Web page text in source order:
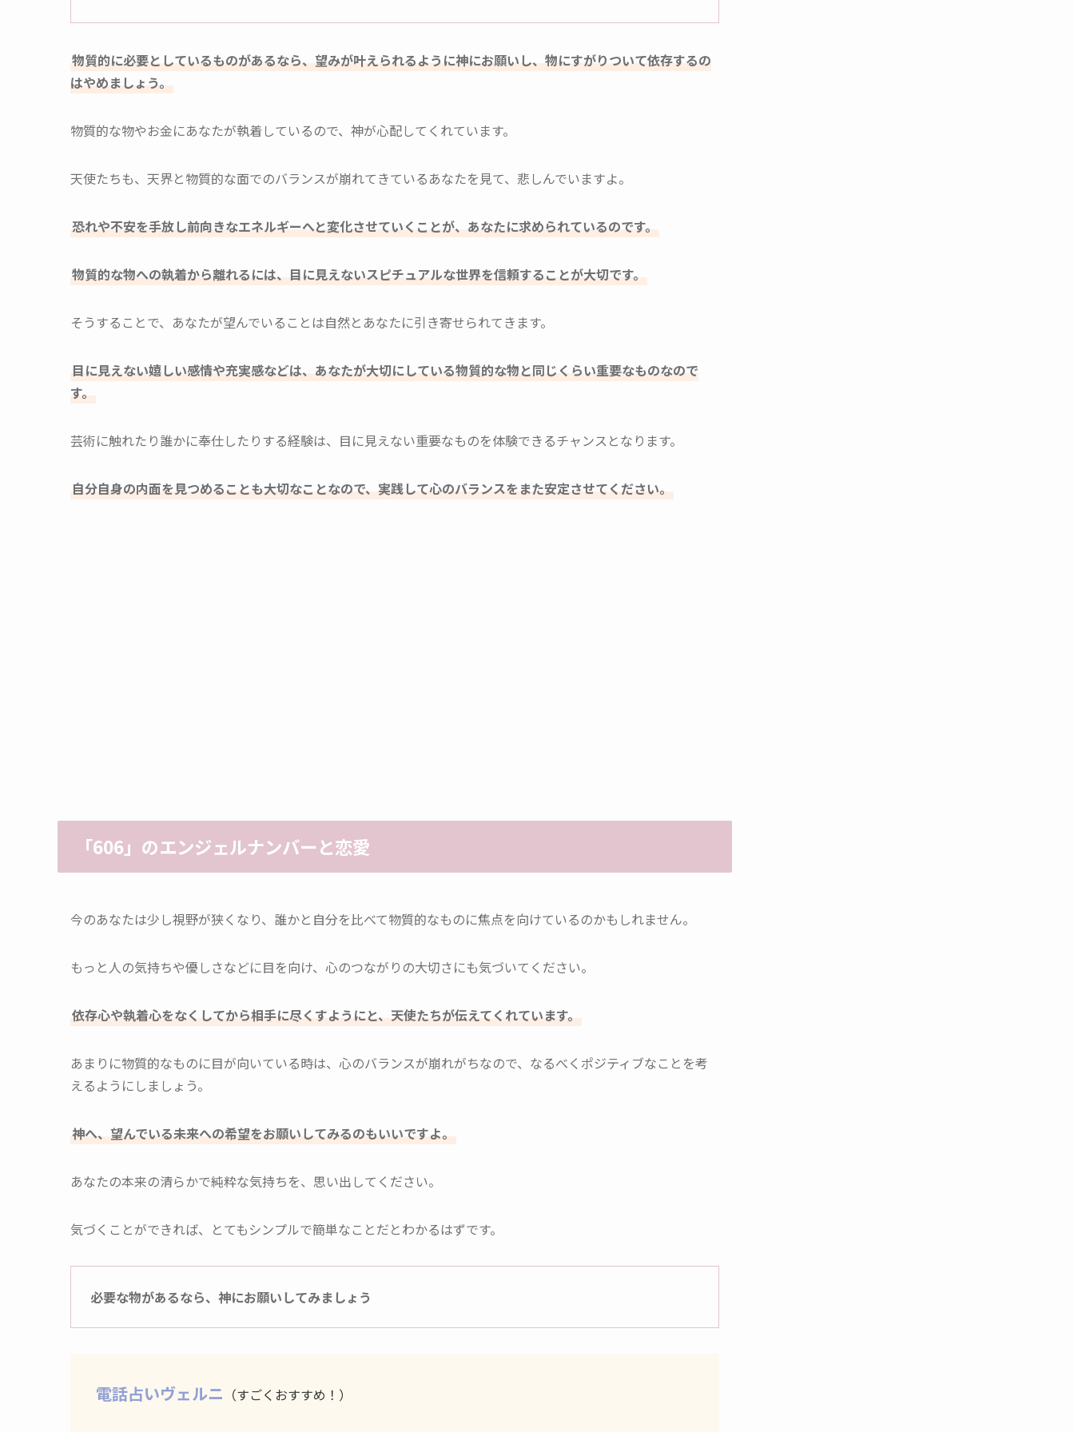
物質的に必要としているものがあるなら、望みが叶えられるように神にお願いし、物にすがりついて依存するの
はやめましょう。
物質的な物やお金にあなたが執着しているので、神が心配してくれています。
天使たちも、天界と物質的な面でのバランスが崩れてきているあなたを見て、悲しんでいますよ。
恐れや不安を手放し前向きなエネルギーへと変化させていくことが、あなたに求められているのです。
物質的な物への執着から離れるには、目に見えないスピチュアルな世界を信頼することが大切です。
そうすることで、あなたが望んでいることは自然とあなたに引き寄せられてきます。
目に見えない嬉しい感情や充実感などは、あなたが大切にしている物質的な物と同じくらい重要なものなので
す。
芸術に触れたり誰かに奉仕したりする経験は、目に見えない重要なものを体験できるチャンスとなります。
自分自身の内面を見つめることも大切なことなので、実践して心のバランスをまた安定させてください。
「606」のエンジェルナンバーと恋愛
今のあなたは少し視野が狭くなり、誰かと自分を比べて物質的なものに焦点を向けているのかもしれません。
もっと人の気持ちや優しさなどに目を向け、心のつながりの大切さにも気づいてください。
依存心や執着心をなくしてから相手に尽くすようにと、天使たちが伝えてくれています。
あまりに物質的なものに目が向いている時は、心のバランスが崩れがちなので、なるべくポジティブなことを考
えるようにしましょう。
神へ、望んでいる未来への希望をお願いしてみるのもいいですよ。
あなたの本来の清らかで純粋な気持ちを、思い出してください。
気づくことができれば、とてもシンプルで簡単なことだとわかるはずです。
必要な物があるなら、神にお願いしてみましょう
電話占いヴェルニ （すごくおすすめ！）